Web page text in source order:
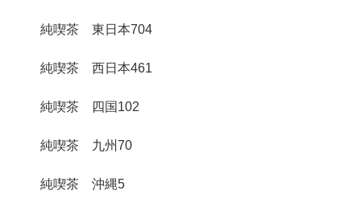
純喫茶 東日本704
純喫茶 西日本461
純喫茶 四国 102
純喫茶 九州70
純喫茶 沖縄5